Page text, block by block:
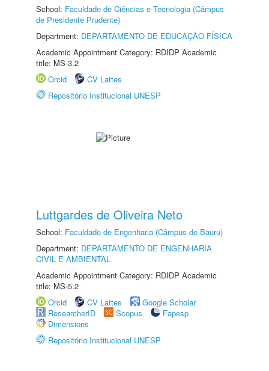
School: Faculdade de Ciências e Tecnologia (Câmpus
de Presidente Prudente)
Department: DEPARTAMENTO DE EDUCAÇÃO FÍSICA
Academic Appointment Category: RDIDP Academic
title: MS-3.2
Orcid
CV Lattes
Repositório Institucional UNESP
Luttgardes de Oliveira Neto
School: Faculdade de Engenharia (Câmpus de Bauru)
Department: DEPARTAMENTO DE ENGENHARIA
CIVIL E AMBIENTAL
Academic Appointment Category: RDIDP Academic
title: MS-5.2
Orcid
CV Lattes
Google Scholar
ResearcherID
Scopus
Fapesp
Dimensions
Repositório Institucional UNESP